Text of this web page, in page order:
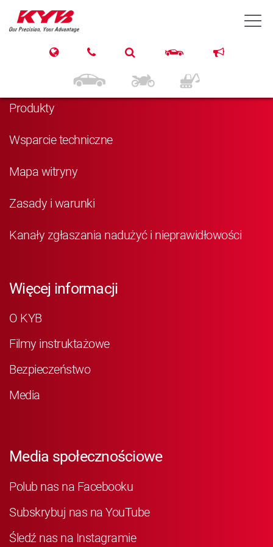
Nawigacja
Strona główna
Produkty
Wsparcie techniczne
Mapa witryny
Zasady i warunki
Kanały zgłaszania nadużyć i nieprawidłowości
Więcej informacji
O KYB
Filmy instruktażowe
Bezpieczeństwo
Media
Media społecznościowe
Polub nas na Facebooku
Subskrybuj nas na YouTube
Śledź nas na Instagramie